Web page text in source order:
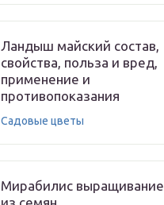
Ландыш майский состав,
свойства, польза и вред,
применение и
противопоказания
Садовые цветы
Мирабилис выращивание